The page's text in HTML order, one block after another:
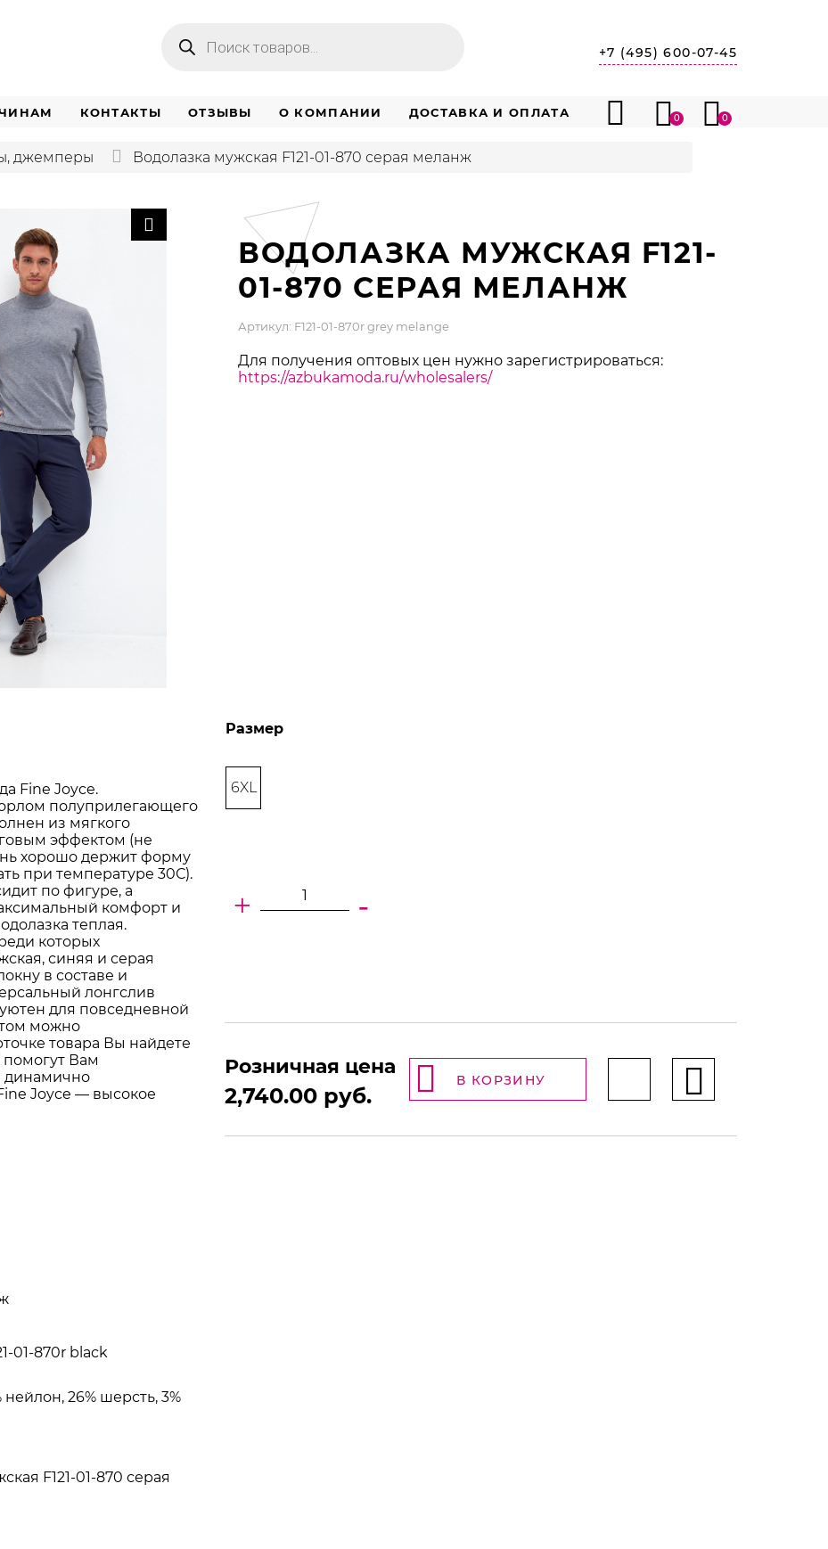
товаров
+7 (495) 600-07-45
КОНТАКТЫ ОТЗЫВЫ О КОМПАНИИ ДОСТАВКА И ОПЛАТА 0 0
джемперы Водолазка мужская F121-01-870 серая меланж
ВОДОЛАЗКА МУЖСКАЯ F121-
01-870 СЕРАЯ МЕЛАНЖ
Артикул: F121-01-870r grey melange
Для получения оптовых цен нужно зарегистрироваться:
https://azbukamoda.ru/wholesalers/
Размер
6XL
+ -
Розничная цена
2,740.00 руб.
В КОРЗИНУ
Fine Joyce.
полуприлегающего
из мягкого
эффектом (не
хорошо держит форму
при температуре 30С).
по фигуре, а
комфорт и
теплая.
которых
синяя и серая
в составе и
лонгслив
для повседневной
можно
товара Вы найдете
Вам
динамично
Joyce — высокое
01-870r black
нейлон, 26% шерсть, 3%
F121-01-870 серая